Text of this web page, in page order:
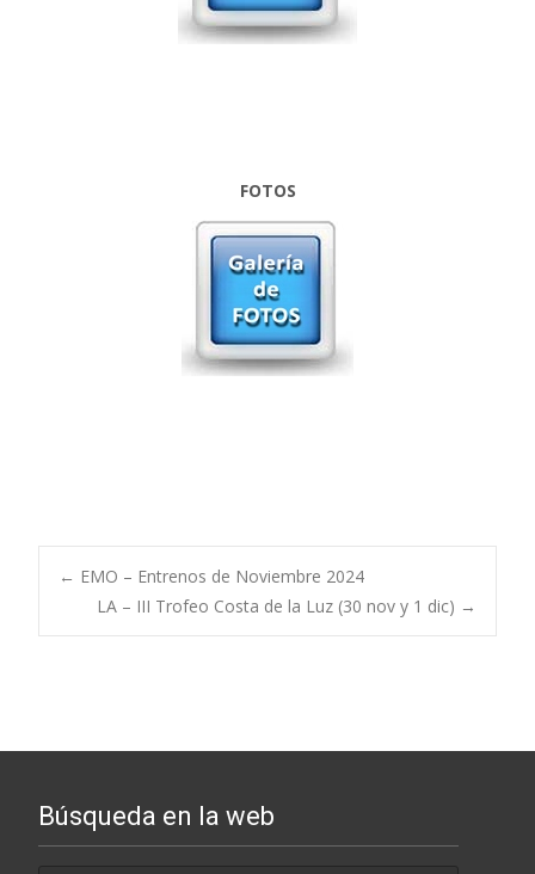
FOTOS
Post
← EMO – Entrenos de Noviembre 2024
LA – III Trofeo Costa de la Luz (30 nov y 1 dic) →
Búsqueda en la web